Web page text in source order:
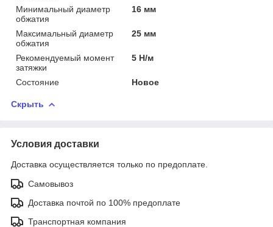
Минимальный диаметр
обжатия
16 мм
Максимальный диаметр
обжатия
25 мм
Рекомендуемый момент
затяжки
5 Н/м
Состояние Новое
Скрыть
Условия доставки
Доставка осуществляется только по предоплате.
Самовывоз
Доставка почтой по 100% предоплате
Транспортная компания